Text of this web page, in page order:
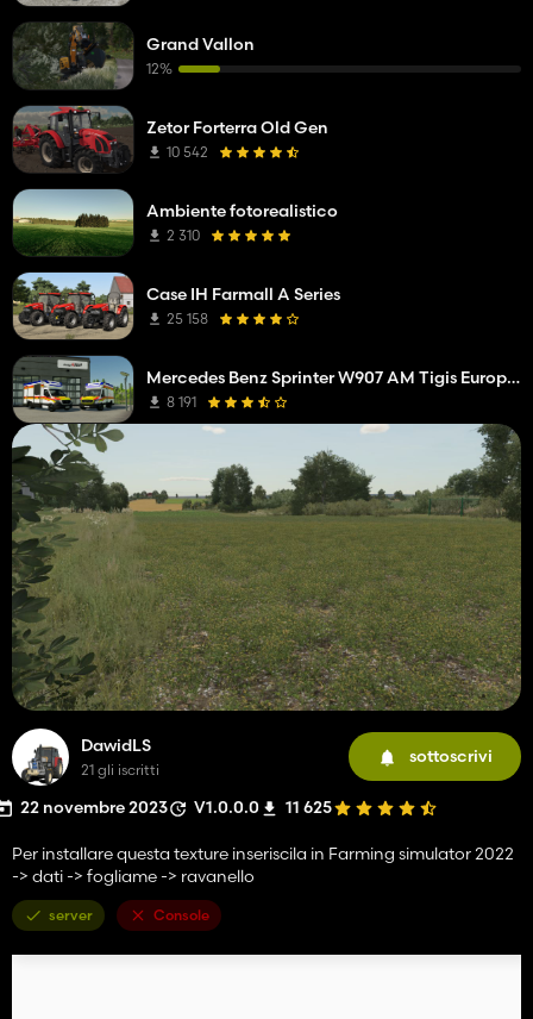
DawidLS
21 gli iscritti
sottoscrivi
22 novembre 2023 V1.0.0.0 11 625
Per installare questa texture inseriscila in Farming simulator 2022
-> dati -> fogliame -> ravanello
server Console
Grand Vallon
12%
Zetor Forterra Old Gen
10 542
Ambiente fotorealistico
2 310
Case IH Farmall A Series
25 158
Mercedes Benz Sprinter W907 AM Tigis Europa RTW
8 191